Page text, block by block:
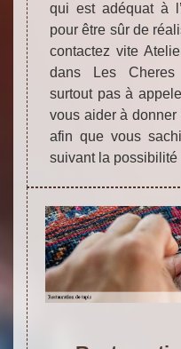
qui est adéquat à
pour être sûr de
contactez vite
dans Les Cheres
surtout pas à
vous aider à
afin que vous
suivant la possibilité